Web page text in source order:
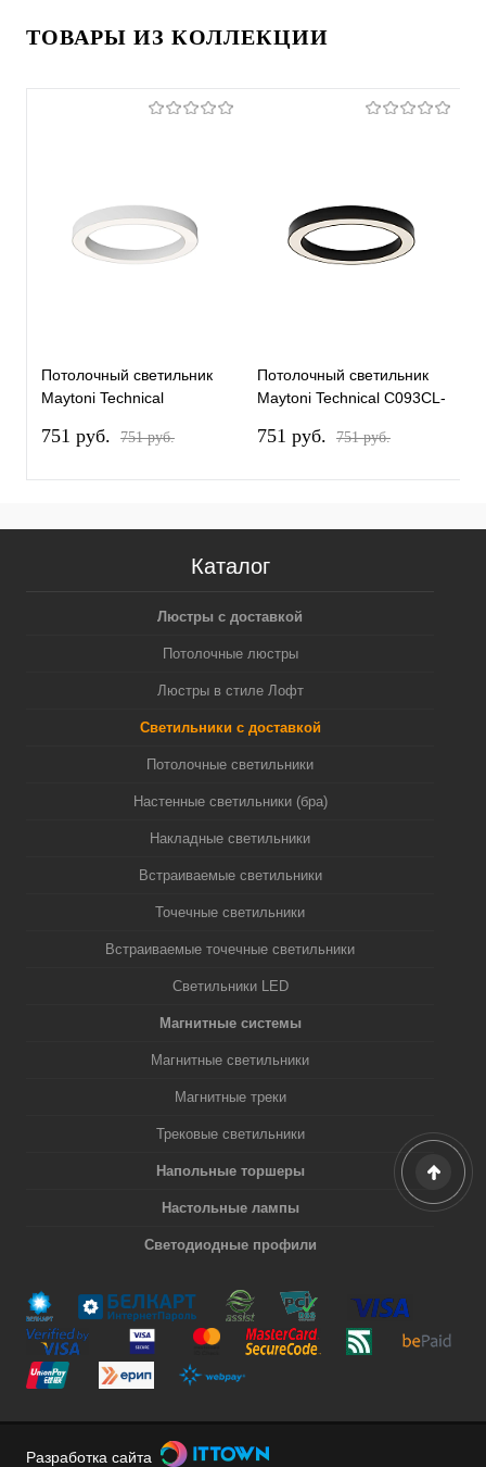
ТОВАРЫ ИЗ КОЛЛЕКЦИИ
Потолочный светильник
Maytoni Technical
751 pуб. 751 pуб.
Потолочный светильник
Maytoni Technical C093CL-
751 pуб. 751 pуб.
Каталог
Люстры с доставкой
Потолочные люстры
Люстры в стиле Лофт
Светильники с доставкой
Потолочные светильники
Настенные светильники (бра)
Накладные светильники
Встраиваемые светильники
Точечные светильники
Встраиваемые точечные светильники
Светильники LED
Магнитные системы
Магнитные светильники
Магнитные треки
Трековые светильники
Напольные торшеры
Настольные лампы
Светодиодные профили
Разработка сайта